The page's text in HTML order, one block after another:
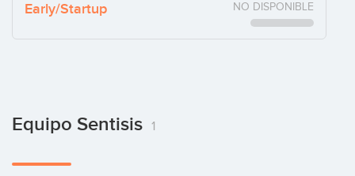
Early/Startup NO DISPONIBLE
Equipo Sentisis 1